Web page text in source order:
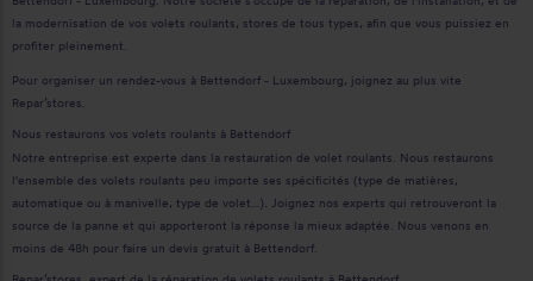
la modernisation de vos volets roulants, stores de tous types, afin que vous puissiez en
profiter pleinement.
Pour organiser un rendez-vous à Bettendorf - Luxembourg, joignez au plus vite
Repar’stores.
Nous restaurons vos volets roulants à Bettendorf
Notre entreprise est experte dans la restauration de volet roulants. Nous restaurons
l'ensemble des volets roulants peu importe ses spécificités (type de matières,
automatique ou à manivelle, type de volet…). Joignez nos experts qui retrouveront la
source de la panne et qui apporteront la réponse la mieux adaptée. Nous venons en
moins de 48h pour faire un devis gratuit à Bettendorf.